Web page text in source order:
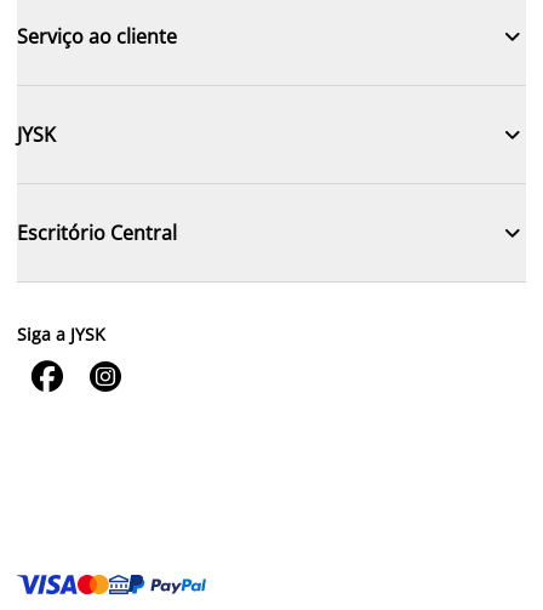
Serviço ao cliente 
JYSK 
Escritório Central 
Siga a JYSK
 